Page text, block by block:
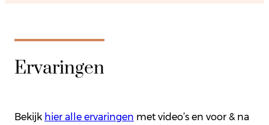
Ervaringen
Bekijk hier alle ervaringen met video’s en voor & na